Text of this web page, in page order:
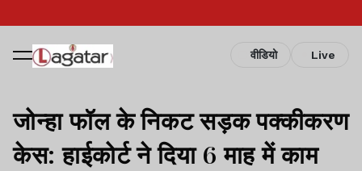
वीडियो Live
जोन्हा फॉल के निकट सड़क पक्कीकरण
केस: हाईकोर्ट ने दिया 6 माह में काम